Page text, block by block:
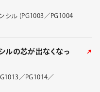
シル (PG1003／PG1004
ルの芯が出なくなっ
／PG1014／